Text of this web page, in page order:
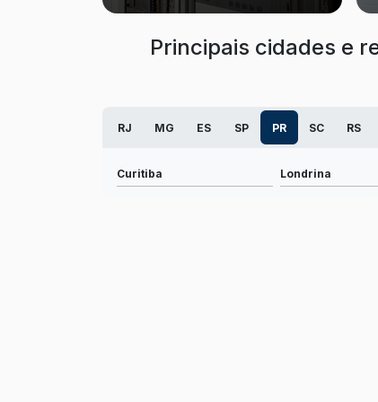
Principais cidades e
RJ MG ES SP PR SC RS
Curitiba Londrina